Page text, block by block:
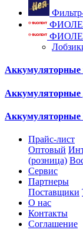
Аккумуляторные
Аккумуляторные
Прайс-лист
Оптовый
(розница)
Сервис
Партнеры
Поставщики
О нас
Контакты
Соглашение